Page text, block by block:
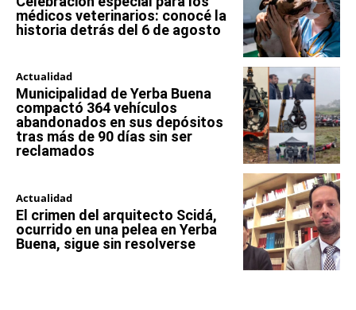
médicos veterinarios: conocé la
historia detrás del 6 de agosto
Actualidad
Municipalidad de Yerba Buena
compactó 364 vehículos
abandonados en sus depósitos
tras más de 90 días sin ser
reclamados
Actualidad
El crimen del arquitecto Scidá,
ocurrido en una pelea en Yerba
Buena, sigue sin resolverse